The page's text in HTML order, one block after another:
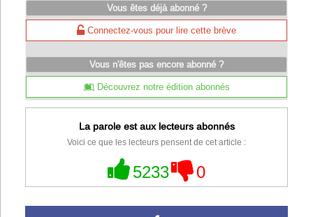
Vous êtes déjà abonné ?
Connectez-vous pour lire cette brève
Vous n'êtes pas encore abonné ?
Découvrez notre édition abonnés
La parole est aux lecteurs abonnés
Voici ce que les lecteurs pensent de cet article :
5233 0